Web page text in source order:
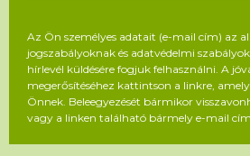
Az Ön személyes adatait (e-mail cím) az
jogszabályoknak és adatvédelmi
hírlevél küldésére fogjuk felhasználni. A
megerősítéséhez kattintson a linkre,
Önnek. Beleegyezését bármikor
vagy a linken található bármely e-mail